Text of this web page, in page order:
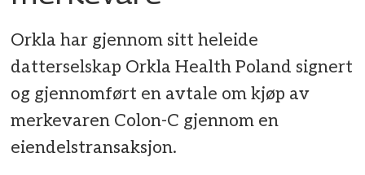
Orkla har gjennom sitt heleide
datterselskap Orkla Health Poland signert
og gjennomført en avtale om kjøp av
merkevaren Colon-C gjennom en
eiendelstransaksjon.